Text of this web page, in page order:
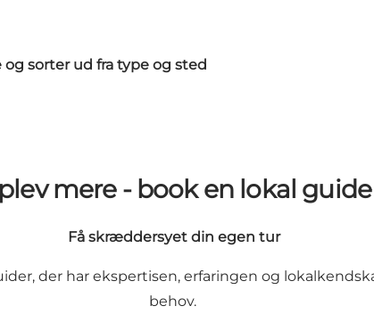
og sorter ud fra type og sted
mere - book en lokal guide
Få skræddersyet din egen tur
der har ekspertisen, erfaringen og
behov.